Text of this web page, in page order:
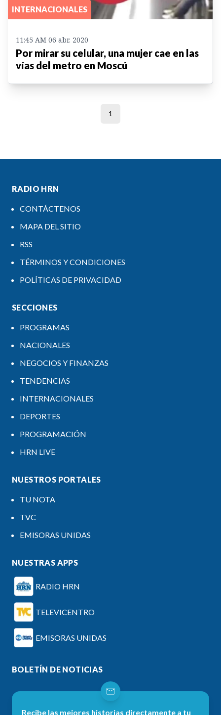
INTERNACIONALES
11:45 AM 06 abr. 2020
Por mirar su celular, una mujer cae en las
vías del metro en Moscú
1
RADIO HRN
CONTÁCTENOS
MAPA DEL SITIO
RSS
TÉRMINOS Y CONDICIONES
POLÍTICAS DE PRIVACIDAD
SECCIONES
PROGRAMAS
NACIONALES
NEGOCIOS Y FINANZAS
TENDENCIAS
INTERNACIONALES
DEPORTES
PROGRAMACIÓN
HRN LIVE
NUESTROS PORTALES
TU NOTA
TVC
EMISORAS UNIDAS
NUESTRAS APPS
RADIO HRN
TELEVICENTRO
EMISORAS UNIDAS
BOLETÍN DE NOTICIAS
Recibe las mejores historias directamente a tu